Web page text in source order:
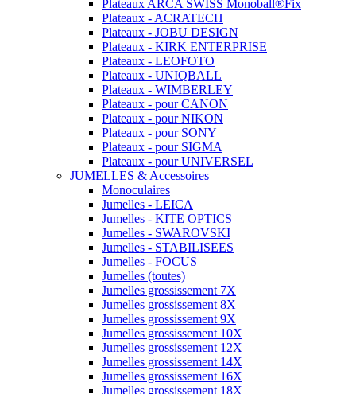
Plateaux ARCA SWISS Monoball®Fix
Plateaux - ACRATECH
Plateaux - JOBU DESIGN
Plateaux - KIRK ENTERPRISE
Plateaux - LEOFOTO
Plateaux - UNIQBALL
Plateaux - WIMBERLEY
Plateaux - pour CANON
Plateaux - pour NIKON
Plateaux - pour SONY
Plateaux - pour SIGMA
Plateaux - pour UNIVERSEL
JUMELLES & Accessoires
Monoculaires
Jumelles - LEICA
Jumelles - KITE OPTICS
Jumelles - SWAROVSKI
Jumelles - STABILISEES
Jumelles - FOCUS
Jumelles (toutes)
Jumelles grossissement 7X
Jumelles grossissement 8X
Jumelles grossissement 9X
Jumelles grossissement 10X
Jumelles grossissement 12X
Jumelles grossissement 14X
Jumelles grossissement 16X
Jumelles grossissement 18X